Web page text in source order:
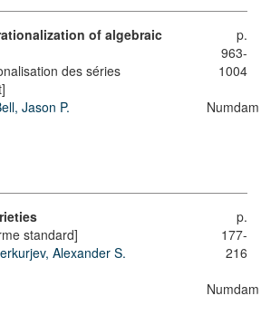
of algebraic
des séries
Jason P.
p.
963-
1004
Numdam
standard]
Alexander S.
p.
177-
216
Numdam